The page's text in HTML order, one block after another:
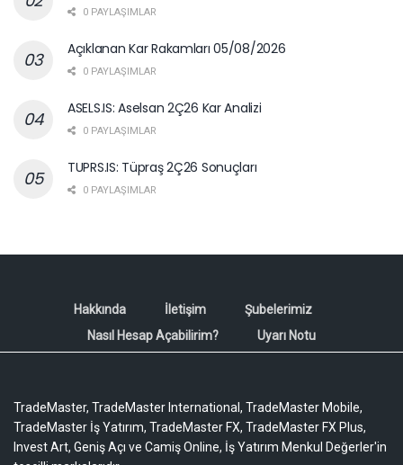
0 PAYLAŞIMLAR
Açıklanan Kar Rakamları 05/08/2026
0 PAYLAŞIMLAR
ASELS.IS: Aselsan 2Ç26 Kar Analizi
0 PAYLAŞIMLAR
TUPRS.IS: Tüpraş 2Ç26 Sonuçları
0 PAYLAŞIMLAR
Hakkında İletişim
Şubelerimiz
Nasıl Hesap Açabilirim?
Uyarı Notu
TradeMaster, TradeMaster International, TradeMaster Mobile,
TradeMaster İş Yatırım, TradeMaster FX, TradeMaster FX Plus,
Invest Art, Geniş Açı ve Camiş Online, İş Yatırım Menkul Değerler'in